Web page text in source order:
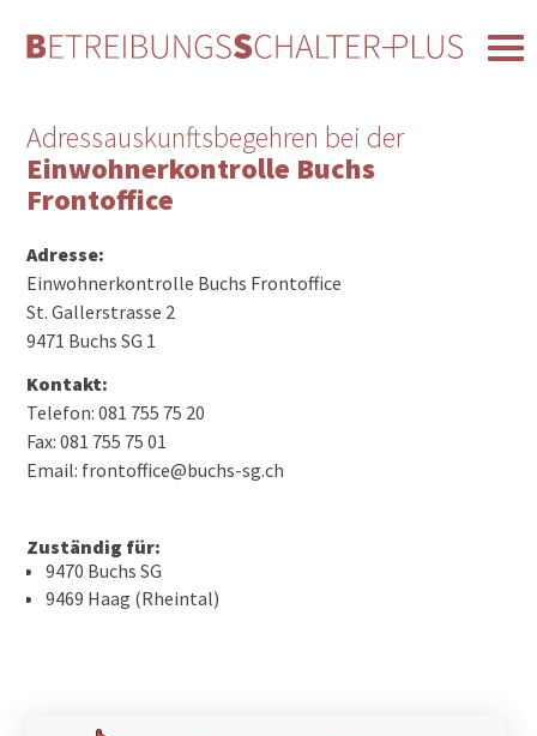
Adressauskunftsbegehren bei der
Einwohnerkontrolle Buchs
Frontoffice
Adresse:
Einwohnerkontrolle Buchs Frontoffice
St. Gallerstrasse 2
9471 Buchs SG 1
Kontakt:
Telefon: 081 755 75 20
Fax: 081 755 75 01
Email: frontoffice@buchs-sg.ch
Zuständig für:
9470 Buchs SG
9469 Haag (Rheintal)